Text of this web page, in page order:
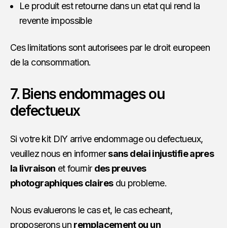
Le produit est retourne dans un etat qui rend la
revente impossible
Ces limitations sont autorisees par le droit europeen
de la consommation.
7. Biens endommages ou
defectueux
Si votre kit DIY arrive endommage ou defectueux,
veuillez nous en informersans delai injustifie apres
la livraison et fournir des preuves
photographiques clairesdu probleme.
Nous evaluerons le cas et, le cas echeant,
proposerons un remplacement ou un